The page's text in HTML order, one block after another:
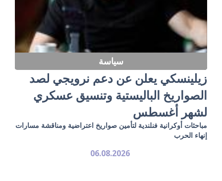
سياسة
زيلينسكي يعلن عن دعم نرويجي لصد
الصواريخ الباليستية وتنسيق عسكري
لشهر أغسطس
مباحثات أوكرانية فنلندية لتأمين صواريخ اعتراضية ومناقشة مسارات
إنهاء الحرب
06.08.2026